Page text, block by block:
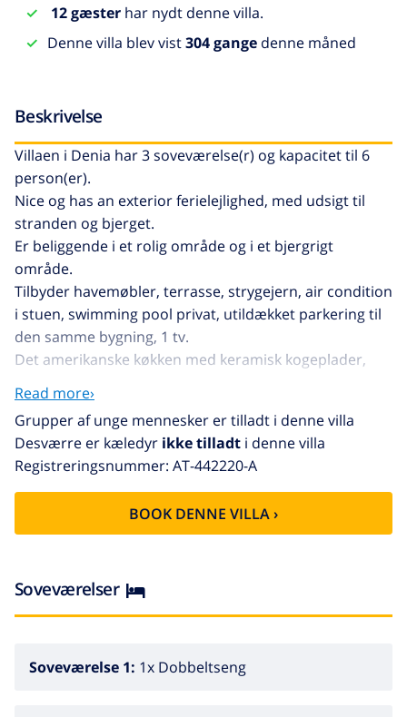
12 gæster har nydt denne villa.
Denne villa blev vist304 gange denne måned
Beskrivelse
Villaen i Denia har 3 soveværelse(r) og kapacitet til 6
person(er).
Nice og has an exterior ferielejlighed, med udsigt til
stranden og bjerget.
Er beliggende i et rolig område og i et bjergrigt
område.
Tilbyder havemøbler, terrasse, strygejern, air condition
i stuen, swimming pool privat, utildækket parkering til
den samme bygning, 1 tv.
Det amerikanske køkken med keramisk kogeplader,
med service og køleskab, mikroovn, ovn, fryser,
vaskemaskine, opvaskemaskine, køkkentøj,
kaffemaskine og brødrister.
Read more›
Grupper af unge mennesker er tilladt i denne villa
Desværre er kæledyr ikke tilladt i denne villa
Registreringsnummer: AT-442220-A
BOOK DENNE VILLA ›
Soveværelser
Soveværelse 1: 1x Dobbeltseng